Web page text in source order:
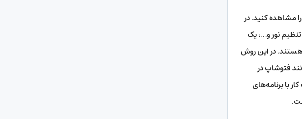
مشاهده کنید. در
نور و…، یک
هستند. در این روش
فتوشاپ در
با برنامه‌های